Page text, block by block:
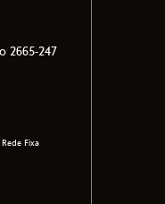
2665-247
Fixa